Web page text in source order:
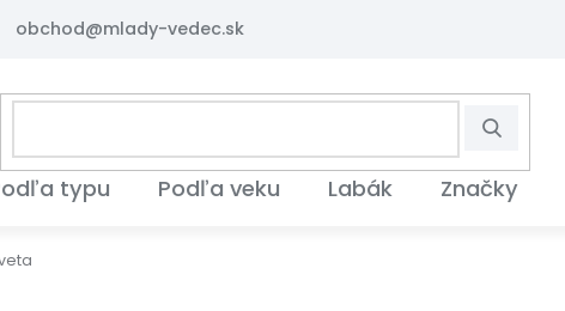
obchod@mlady-vedec.sk
Hľadať
typu Podľa veku Labák Značky